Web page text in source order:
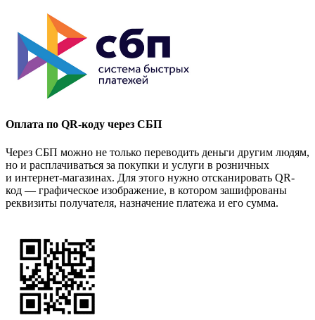
Оплата по QR-коду через СБП
Через СБП можно не только переводить деньги другим людям,
но и расплачиваться за покупки и услуги в розничных
и интернет-магазинах. Для этого нужно отсканировать QR-
код — графическое изображение, в котором зашифрованы
реквизиты получателя, назначение платежа и его сумма.